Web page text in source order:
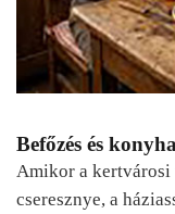
Befőzés és
Amikor a
cseresznye, a